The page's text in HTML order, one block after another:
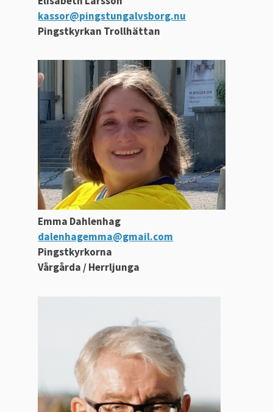
kassor@pingstungalvsborg.nu
Pingstkyrkan Trollhättan
Emma Dahlenhag
dalenhagemma@gmail.com
Pingstkyrkorna
Vårgårda / Herrljunga